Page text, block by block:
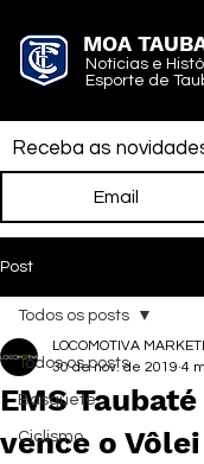
MOA
Notícias e
Esporte de
Receba as
Post
Todos os posts
Basquete
Ciclismo
Todos os posts
EMS
vence o
LOCOMOTIVA
30 de nov. de 2019 4